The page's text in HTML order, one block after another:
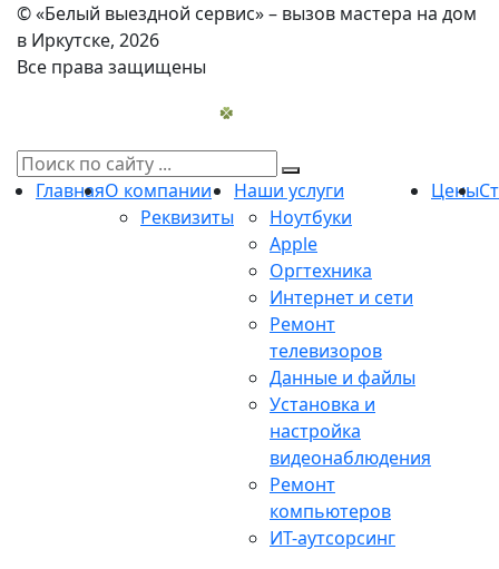
© «Белый выездной сервис» – вызов мастера на дом
в Иркутске, 2026
Все права защищены
ГлавнаяО компании
Реквизиты
Наши услуги
Ноутбуки
Apple
Оргтехника
Интернет и сети
Ремонт
телевизоров
Данные и файлы
Установка и
настройка
видеонаблюдения
Ремонт
компьютеров
ИТ-аутсорсинг
Цены